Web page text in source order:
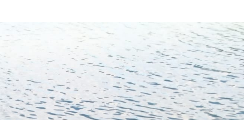
Häufige Fragen –
Downloads
Zeiten und Beiträge
Pädagogische
Konzeption
Ausrüstung
Bildergalerie